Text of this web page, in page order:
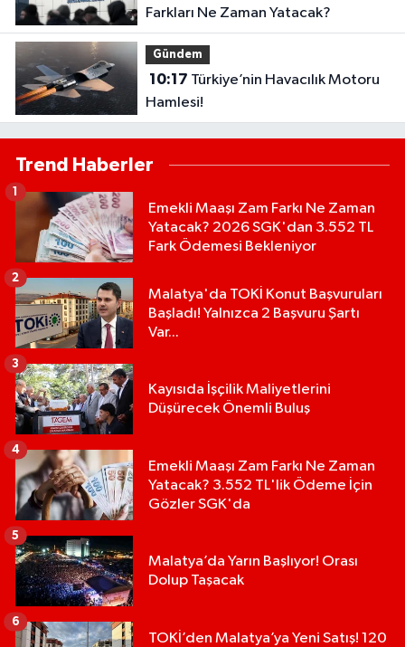
Farkları Ne Zaman Yatacak?
Gündem
10:17
Hamlesi!
Trend Haberler
Emekli Maaşı Zam Farkı Ne Zaman
Yatacak? 2026 SGK'dan 3.552 TL
Fark Ödemesi Bekleniyor
1
Malatya'da TOKİ Konut Başvuruları
Başladı! Yalnızca 2 Başvuru Şartı
Var...
2
Kayısıda İşçilik Maliyetlerini
Düşürecek Önemli Buluş
3
Emekli Maaşı Zam Farkı Ne Zaman
Yatacak? 3.552 TL'lik Ödeme İçin
Gözler SGK'da
4
Malatya’da Yarın Başlıyor! Orası
Dolup Taşacak
5
TOKİ’den Malatya’ya Yeni Satış! 120
6